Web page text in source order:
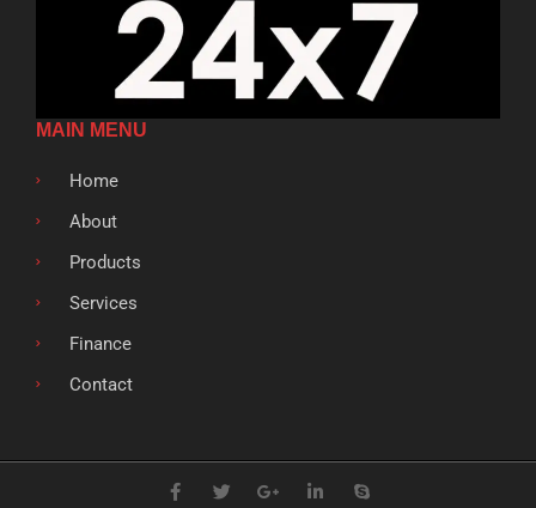
MAIN MENU
Home
About
Products
Services
Finance
Contact
F
a
T
w
G
o
L
i
S
k